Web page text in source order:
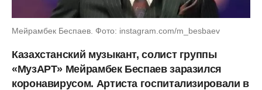
Мейрамбек Беспаев. Фото: instagram.com/m_besbaev
Казахстанский музыкант, солист группы
«МузАРТ» Мейрамбек Беспаев заразился
коронавирусом. Артиста госпитализировали в